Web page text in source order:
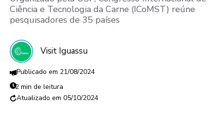
Ciência e Tecnologia da Carne (ICoMST) reúne
pesquisadores de 35 países
Visit Iguassu
21/08/2024
2 min de leitura
05/10/2024